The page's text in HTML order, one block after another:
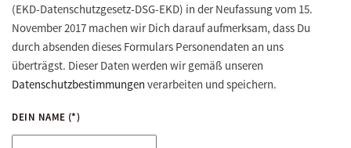
(EKD-Datenschutzgesetz-DSG-EKD) in der Neufassung vom 15.
November 2017 machen wir Dich darauf aufmerksam, dass Du
durch absenden dieses Formulars Personendaten an uns
überträgst. Dieser Daten werden wir gemäß unseren
Datenschutzbestimmungen verarbeiten und speichern.
DEIN NAME (*)